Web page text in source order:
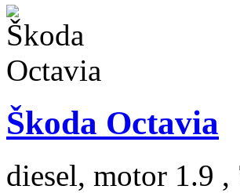
Škoda Octavia
diesel, motor 1.9